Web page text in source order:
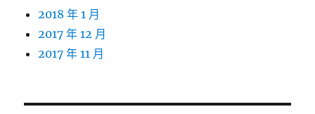
2018 年 1 月
2017 年 12 月
2017 年 11 月